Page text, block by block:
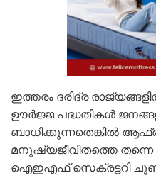
ഇത്തരം ദരിദ്ര
ഊര്‍ജ്ജ പദ്ധതികള്‍
ബാധിക്കുന്നതെങ്കില്‍
മനുഷ്യജീവിതത്തെ
ഐഇഎഫ് സെക്രട്ടറി